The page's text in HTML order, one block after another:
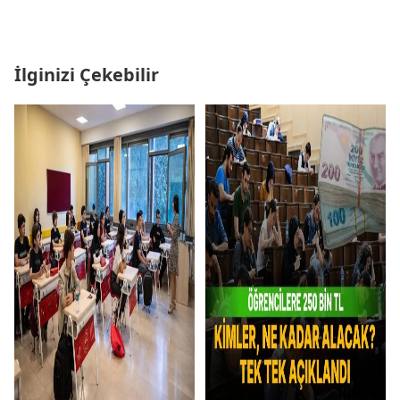
İlginizi Çekebilir